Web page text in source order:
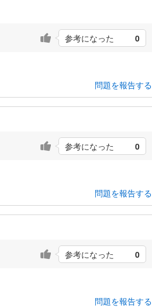
参考になった 0
問題を報告する
参考になった 0
問題を報告する
参考になった 0
問題を報告する